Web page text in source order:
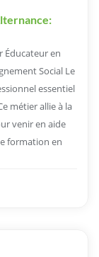
Éducateur en
Social Le
essentiel
métier allie à la
venir en aide
formation en